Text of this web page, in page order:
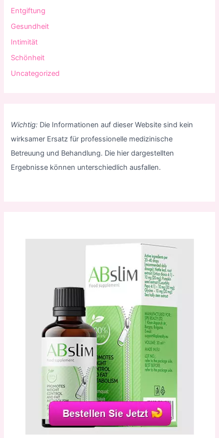
Entgiftung
Gesundheit
Intimität
Schönheit
Uncategorized
Wichtig: Die Informationen auf dieser Website sind kein
wirksamer Ersatz für professionelle medizinische
Betreuung und Behandlung. Die hier dargestellten
Ergebnisse können unterschiedlich ausfallen.